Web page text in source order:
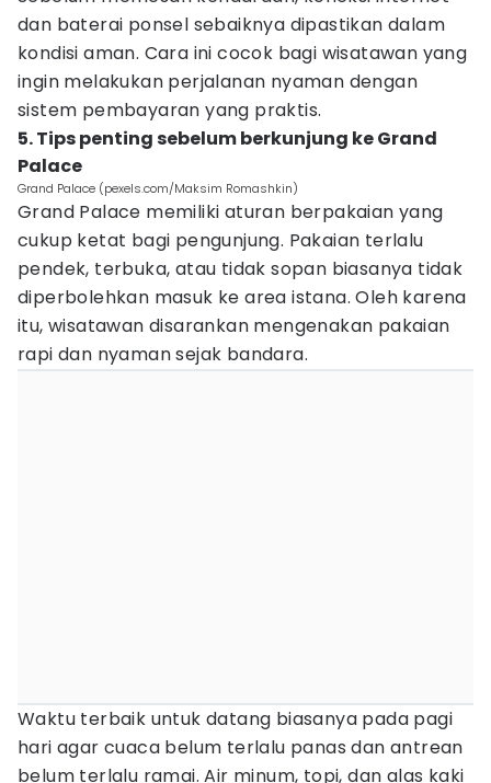
dan baterai ponsel sebaiknya dipastikan dalam
kondisi aman. Cara ini cocok bagi wisatawan yang
ingin melakukan perjalanan nyaman dengan
sistem pembayaran yang praktis.
5. Tips penting sebelum berkunjung ke Grand
Palace
Grand Palace (pexels.com/Maksim Romashkin)
Grand Palace memiliki aturan berpakaian yang
cukup ketat bagi pengunjung. Pakaian terlalu
pendek, terbuka, atau tidak sopan biasanya tidak
diperbolehkan masuk ke area istana. Oleh karena
itu, wisatawan disarankan mengenakan pakaian
rapi dan nyaman sejak bandara.
Waktu terbaik untuk datang biasanya pada pagi
hari agar cuaca belum terlalu panas dan antrean
belum terlalu ramai. Air minum, topi, dan alas kaki